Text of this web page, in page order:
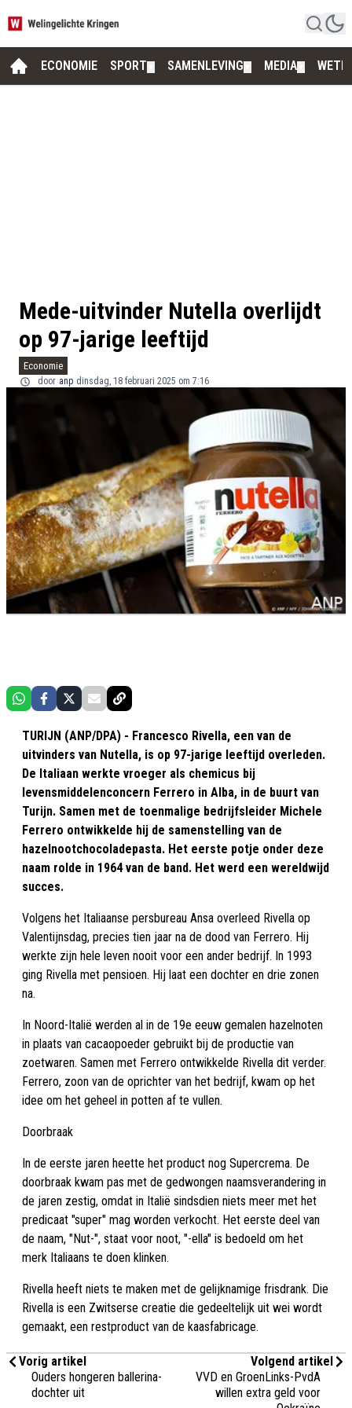
ECONOMIE SPORT SAMENLEVING MEDIA
Mede-uitvinder Nutella overlijdt
op 97-jarige leeftijd
Economie
door anp dinsdag, 18 februari 2025 om 7:16
TURIJN (ANP/DPA) - Francesco Rivella, een van de
uitvinders van Nutella, is op 97-jarige leeftijd overleden.
De Italiaan werkte vroeger als chemicus bij
levensmiddelenconcern Ferrero in Alba, in de buurt van
Turijn. Samen met de toenmalige bedrijfsleider Michele
Ferrero ontwikkelde hij de samenstelling van de
hazelnootchocoladepasta. Het eerste potje onder deze
naam rolde in 1964 van de band. Het werd een wereldwijd
succes.
Volgens het Italiaanse persbureau Ansa overleed Rivella op
Valentijnsdag, precies tien jaar na de dood van Ferrero. Hij
werkte zijn hele leven nooit voor een ander bedrijf. In 1993
ging Rivella met pensioen. Hij laat een dochter en drie zonen
na.
In Noord-Italië werden al in de 19e eeuw gemalen hazelnoten
in plaats van cacaopoeder gebruikt bij de productie van
zoetwaren. Samen met Ferrero ontwikkelde Rivella dit verder.
Ferrero, zoon van de oprichter van het bedrijf, kwam op het
idee om het geheel in potten af te vullen.
Doorbraak
In de eerste jaren heette het product nog Supercrema. De
doorbraak kwam pas met de gedwongen naamsverandering in
de jaren zestig, omdat in Italië sindsdien niets meer met het
predicaat "super" mag worden verkocht. Het eerste deel van
de naam, "Nut-", staat voor noot, "-ella" is bedoeld om het
merk Italiaans te doen klinken.
Rivella heeft niets te maken met de gelijknamige frisdrank. Die
Rivella is een Zwitserse creatie die gedeeltelijk uit wei wordt
gemaakt, een restproduct van de kaasfabricage.
Vorig artikel
Ouders hongeren ballerina-
dochter uit
Volgend artikel
VVD en GroenLinks-PvdA
willen extra geld voor